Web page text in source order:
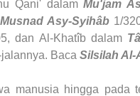
Qani' dalamMu'jam
Musnad Asy-Syihâb1/
dan Al-Khatîb dalam
Baca Silsilah Al-
manusia hingga pada